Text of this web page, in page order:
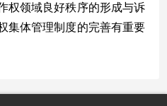
权领域良好秩序的形成与诉
集体管理制度的完善有重要